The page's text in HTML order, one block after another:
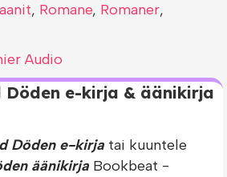
Döden e-kirja & äänikirja
Döden e-kirja tai kuuntele
äänikirja Bookbeat -
, Romane, Romaner,
Audio